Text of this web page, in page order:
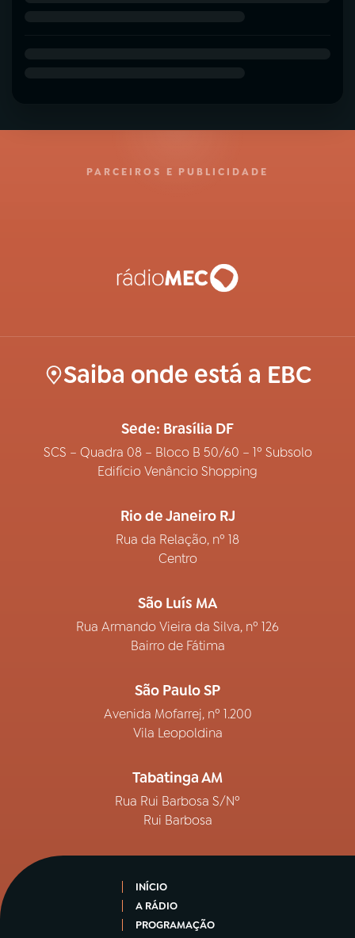
PARCEIROS E PUBLICIDADE
Saiba onde está a EBC
Sede: Brasília DF
SCS – Quadra 08 – Bloco B 50/60 – 1º Subsolo
Edifício Venâncio Shopping
Rio de Janeiro RJ
Rua da Relação, nº 18
Centro
São Luís MA
Rua Armando Vieira da Silva, nº 126
Bairro de Fátima
São Paulo SP
Avenida Mofarrej, nº 1.200
Vila Leopoldina
Tabatinga AM
Rua Rui Barbosa S/Nº
Rui Barbosa
INÍCIO
A RÁDIO
PROGRAMAÇÃO